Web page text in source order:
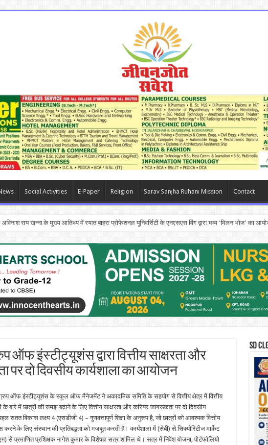
Social Activities E-Paper Religion Sarav Sanjha Ruhani Mission Contact
अविनाश राय खन्ना के मुख्य आतिथ्य में रयात बाहरा प्रोफेशनल यूनिवर्सिटी के एनएसएस विंग द्वारा भव्य ‘मिलन भोज’ का
ऑफ इंस्टीट्यूशंस द्वारा वित्तीय साक्षरता और
पर दो दिवसीय कार्यशाला का आयोजन
ऑफ इंस्टीट्यूशंस के स्कूल ऑफ मैनेजमेंट ने अकादमिक समिति के सहयोग से वित्तीय क्षेत्र में वित्तीय
में छात्रों की समझ बढ़ाने के लिए वित्तीय साक्षरता और करियर जागरूकता पर दो दिवसीय
सतत विकास लक्ष्य 4 (एसडीजी 4) – गुणवत्तापूर्ण शिक्षा के अनुरूप है, जो छात्रों को आवश्यक वित्तीय
के लिए संस्थान की प्रतिबद्धता को मजबूत करती है। कार्यशाला में (सेबी) से सिक्योरिटीज मार्केट
प्रमाणित प्रशिक्षक नागेश कुमार के विशेषज्ञ सत्र शामिल थे। सत्र में निवेश योजना, पोर्टफोलियो
SD